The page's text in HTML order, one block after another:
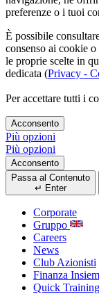
preferenze o i tuoi
È possibile
consenso ai cookie
le proprie scelte in
dedicata (Privacy -
Per accettare tutti i
Acconsento
Più opzioni
Più opzioni
Acconsento
Passa al Contenuto
↵ Enter
Corporate
Gruppo
Careers
News
Club Azionisti
Finanza
Quick Training